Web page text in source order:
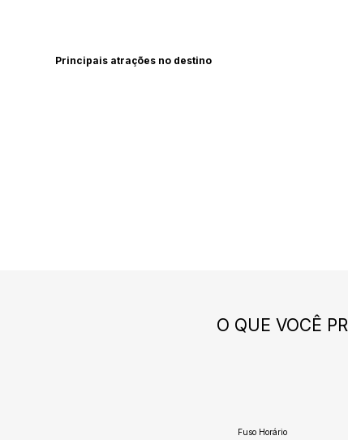
Principais atrações no destino
O QUE VOCÊ
Fuso Horário